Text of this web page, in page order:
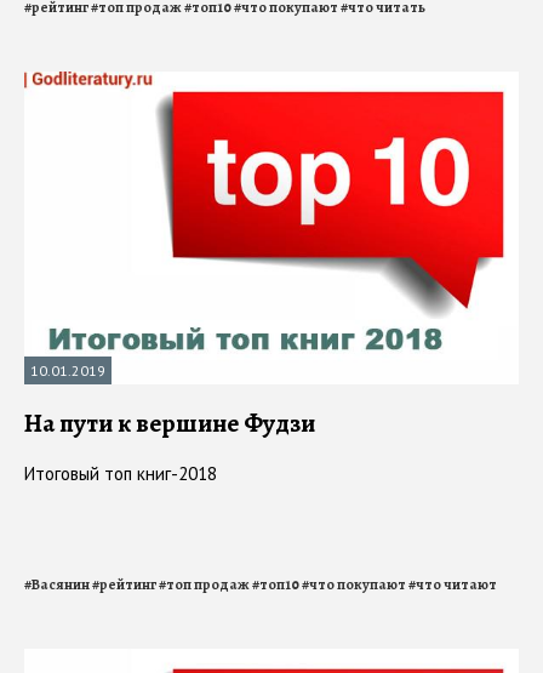
#рейтинг#топ продаж#топ10#что покупают#что читать
10.01.2019
На пути к вершине Фудзи
Итоговый топ книг-2018
#Васянин#рейтинг#топ продаж#топ10#что покупают#что читают